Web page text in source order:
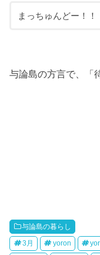
まっちゅんどー！！
与論島の方言で、「
与論島の暮らし
3月 yoron